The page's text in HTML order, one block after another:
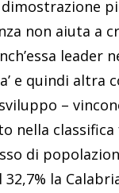
non aiuta a
leader
e quindi altra
–
nella
di
la